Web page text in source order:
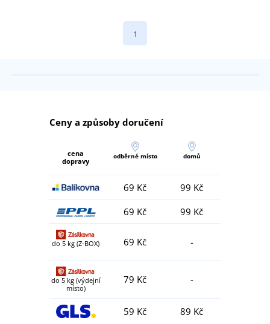
1
Ceny a způsoby doručení
cena
dopravy
odběrné místo domů
69 Kč
99 Kč
69 Kč
99 Kč
do 5 kg (Z-BOX) 69 Kč -
do 5 kg (výdejní
místo)
79 Kč -
59 Kč 89 Kč